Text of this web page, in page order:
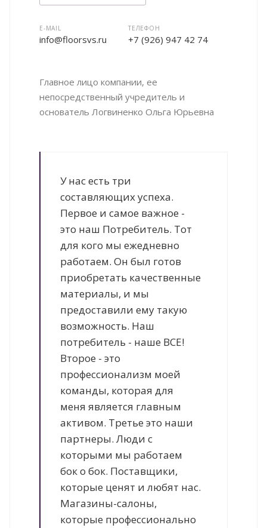
E-MAIL
info@floorsvs.ru
ТЕЛЕФОН
+7 (926) 947 42 74
Главное лицо компании, ее
непосредственный учредитель и
основатель Логвиненко Ольга Юрьевна
У нас есть три
составляющих успеха.
Первое и самое важное -
это наш Потребитель. Тот
для кого мы ежедневно
работаем. Он был готов
приобретать качественные
материалы, и мы
предоставили ему такую
возможность. Наш
потребитель - наше ВСЕ!
Второе - это
профессионализм моей
команды, которая для
меня является главным
активом. Третье это наши
партнеры. Люди с
которыми мы работаем
бок о бок. Поставщики,
которые ценят и любят нас.
Магазины-салоны,
которые профессионально